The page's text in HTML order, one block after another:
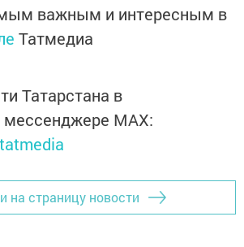
важным и интересным в
Татмедиа
Татарстана в
мессенджере MАХ:
на страницу новости